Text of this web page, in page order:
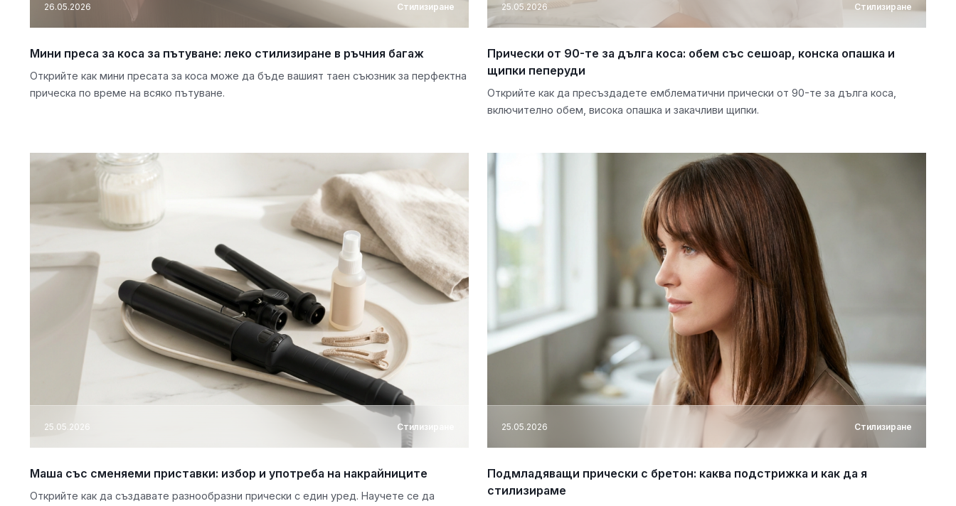
26.05.2026 Стилизиране
Мини преса за коса за пътуване: леко стилизиране в ръчния багаж
Открийте как мини пресата за коса може да бъде вашият таен съюзник за перфектна
прическа по време на всяко пътуване.
25.05.2026 Стилизиране
Прически от 90-те за дълга коса: обем със сешоар, конска опашка и
щипки пеперуди
Открийте как да пресъздадете емблематични прически от 90-те за дълга коса,
включително обем, висока опашка и закачливи щипки.
25.05.2026 Стилизиране
Маша със сменяеми приставки: избор и употреба на накрайниците
Открийте как да създавате разнообразни прически с един уред. Научете се да
25.05.2026 Стилизиране
Подмладяващи прически с бретон: каква подстрижка и как да я
стилизираме